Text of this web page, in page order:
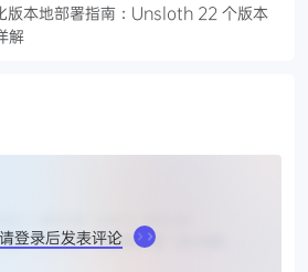
本地部署指南：Unsloth 22 个版本
解
请登录后发表评论